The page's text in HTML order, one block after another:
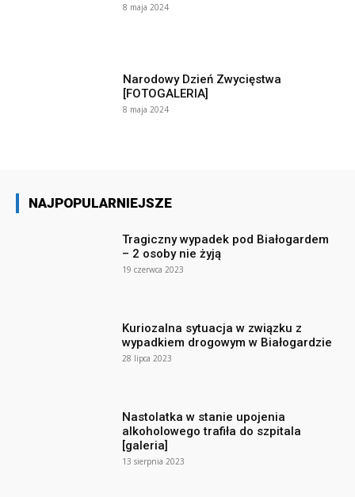
8 maja 2024
Narodowy Dzień Zwycięstwa
[FOTOGALERIA]
8 maja 2024
NAJPOPULARNIEJSZE
Tragiczny wypadek pod Białogardem
– 2 osoby nie żyją
19 czerwca 2023
Kuriozalna sytuacja w związku z
wypadkiem drogowym w Białogardzie
28 lipca 2023
Nastolatka w stanie upojenia
alkoholowego trafiła do szpitala
[galeria]
13 sierpnia 2023